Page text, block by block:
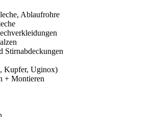
Ablaufrohre
Stirnabdeckungen
Kupfer, Uginox)
+ Montieren